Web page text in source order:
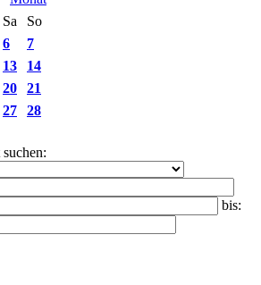
Sa
So
6
7
13
14
20
21
27
28
bis: